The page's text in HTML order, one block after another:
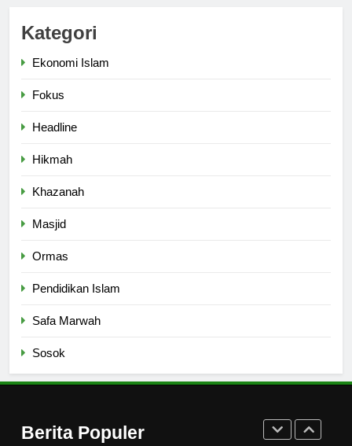
Kategori
Ekonomi Islam
Fokus
Headline
Hikmah
Khazanah
Masjid
Ormas
Pendidikan Islam
Safa Marwah
Sosok
Berita Populer
7
2
HIKMAH